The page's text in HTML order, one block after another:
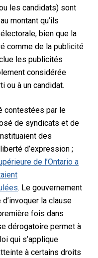
les candidats) sont
montant qu’ils
bien que la
comme de la publicité
les publicités
considérée
ou à un candidat.
contestées par le
de syndicats et de
des
d’expression ;
de l’Ontario a
. Le gouvernement
la clause
fois dans
dérogatoire permet à
qui s’applique
à certains droits